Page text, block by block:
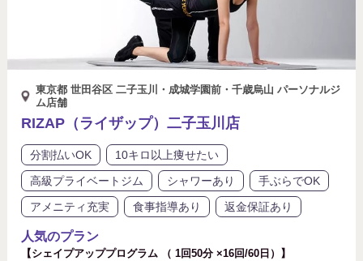
東京都 世田谷区 二子玉川・成城学園前・千歳烏山 パーソナルジ
ム店舗
RIZAP（ライザップ）二子玉川店
分割払いOK
10キロ以上痩せたい
高級プライベートジム
シャワーあり
手ぶらでOK
アメニティ充実
食事指導あり 返金保証あり
人気のプラン
【シェイプアッププログラム （ 1回50分 ×16回/60日）】